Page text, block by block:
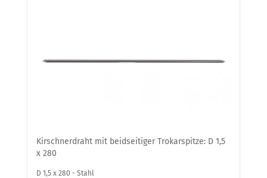
Kirschnerdraht mit beidseitiger Trokarspitze: D 1,5
x 280
D 1,5 x 280 - Stahl